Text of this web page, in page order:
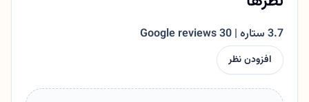
3.7 ستاره | 30 Google reviews
افزودن نظر